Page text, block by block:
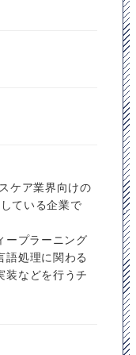
ケア業界向けの
ている企業で
ープラーニング
語処理に関わる
装などを行うチ